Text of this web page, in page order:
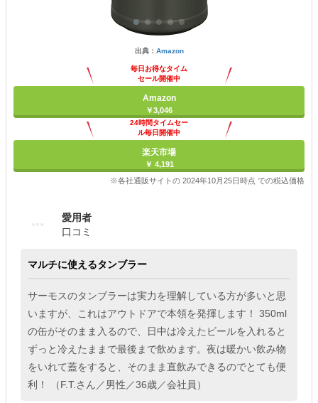
出典： Amazon
毎日お得なタイム
セール開催中
Amazon
￥3,046
24時間タイムセー
ル毎日開催中
楽天市場
￥ 4,191
※各社通販サイトの 2024年10月25日時点 での税込価格
愛用者
口コミ
マルチに使えるタンブラー
サーモスのタンブラーは実力を理解している方が多いと思
いますが、これはアウトドアで本領を発揮します！ 350ml
の缶がそのまま入るので、日中は冷えたビールを入れると
ずっと冷えたままで最後まで飲めます。夜は暖かい飲み物
をいれて蓋をすると、そのまま直飲みできるのでとても便
利！ （F.T.さん／男性／36歳／会社員）